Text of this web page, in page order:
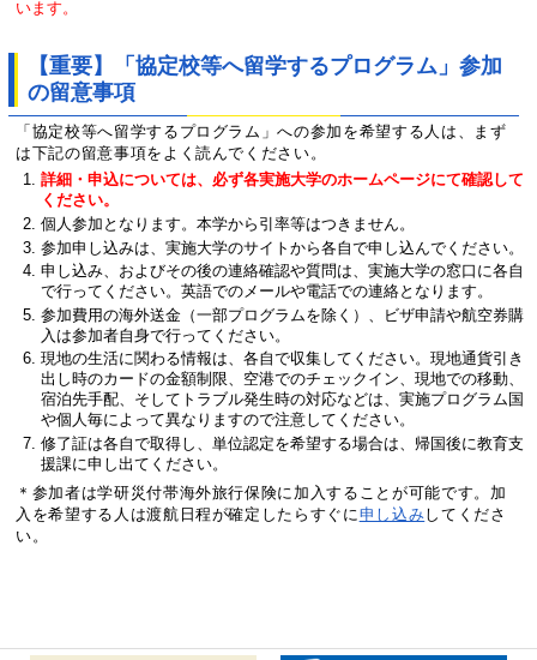
います。
【重要】「協定校等へ留学するプログラム」参加
の留意事項
「協定校等へ留学するプログラム」への参加を希望する人は、まず
は下記の留意事項をよく読んでください。
詳細・ 申込については、必ず各実施大学のホームページにて確認して
ください。
個人参加となります。本学から引率等はつきません。
参加申し込みは、 実施大学のサイトから各自で申し込んでください。
申し込み、およびその後の連絡確認や質問は、 実施大学の窓口に各自
で行ってください。 英語でのメールや電話での連絡となります。
参加費用の海外送金（一部プログラムを除く）、
ビザ申請や航空券購
入は参加者自身で行ってください。
現地の生活に関わる情報は、各自で収集してください。 現地通貨引き
出し時のカードの金額制限、空港でのチェックイン、 現地での移動、
宿泊先手配、そしてトラブル発生時の対応などは、 実施プログラム国
や個人毎によって異なりますので注意してください。
修了証は各自で取得し、単位認定を希望する場合は、 帰国後に教育支
援課に申し出てください。
＊参加者は学研災付帯海外旅行保険に加入することが可能です。加
入を希望する人は渡航日程が確定したらすぐに申し込みしてくださ
い。